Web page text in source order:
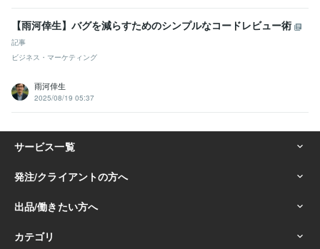
【雨河倖生】バグを減らすためのシンプルなコードレビュー術
記事
ビジネス・マーケティング
雨河倖生
2025/08/19 05:37